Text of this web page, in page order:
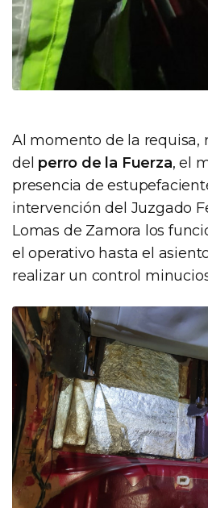
Al momento de la requisa,
del perro de la Fuerza, el
presencia de
intervención del Juzgado
Lomas de Zamora los
el operativo hasta el
realizar un control